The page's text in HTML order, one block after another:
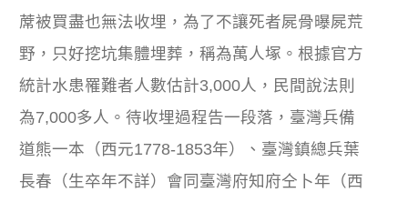
蓆被買盡也無法收埋，為了不讓死者屍骨曝屍荒
野，只好挖坑集體埋葬，稱為萬人塚。根據官方
統計水患罹難者人數估計3,000人，民間說法則
為7,000多人。待收埋過程告一段落，臺灣兵備
道熊一本（西元1778-1853年）、臺灣鎮總兵葉
長春（生卒年不詳）會同臺灣府知府仝卜年（西